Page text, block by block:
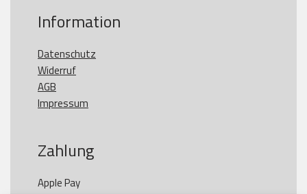
Information
Datenschutz
Widerruf
AGB
Impressum
Zahlung
Apple Pay